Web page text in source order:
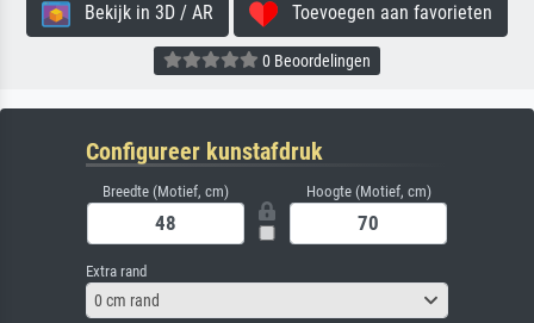
Bekijk in 3D / AR Toevoegen aan favorieten
0 Beoordelingen
Configureer kunstafdruk
Breedte (Motief, cm) Hoogte (Motief, cm)
Extra rand
0 cm rand